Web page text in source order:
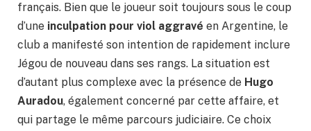
français. Bien que le joueur soit toujours sous le coup
d’une inculpation pour viol aggravé en Argentine, le
club a manifesté son intention de rapidement inclure
Jégou de nouveau dans ses rangs. La situation est
d’autant plus complexe avec la présence de Hugo
Auradou, également concerné par cette affaire, et
qui partage le même parcours judiciaire. Ce choix